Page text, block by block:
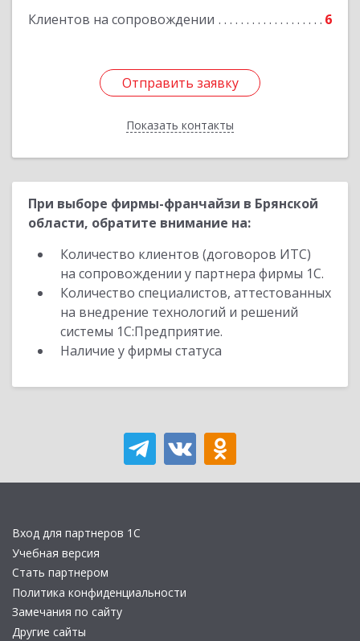
Клиентов на сопровождении 6
Отправить заявку
Показать контакты
Подробнее
Отправить заявку
Назад
При выборе фирмы-франчайзи в Брянской
области, обратите внимание на:
Количество клиентов (договоров ИТС)
на сопровождении у партнера фирмы 1С.
Количество специалистов, аттестованных
на внедрение технологий и решений
системы 1С:Предприятие.
Наличие у фирмы статуса
Вход для партнеров 1С
Учебная версия
Стать партнером
Политика конфиденциальности
Замечания по сайту
Другие сайты